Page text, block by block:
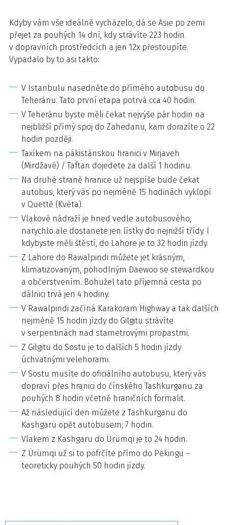
Kdyby vám vše ideálně vycházelo, dá se Asie po zemi
přejet za pouhých 14 dní, kdy strávíte 223 hodin
v dopravních prostředcích a jen 12x přestoupíte.
Vypadalo by to asi takto:
V Istanbulu nasedněte do přímého autobusu do
Teheránu. Tato první etapa potrvá cca 40 hodin.
V Teheránu byste měli čekat nejvýše pár hodin na
nejbližší přímý spoj do Zahedanu, kam dorazíte o 22
hodin později.
Taxíkem na pákistánskou hranici v Mirjaveh
(Mirdžavé) / Taftan dojedete za další 1 hodinu.
Na druhé straně hranice už nejspíše bude čekat
autobus, který vás po nejméně 15 hodinách vyklopí
v Quettě (Kvéta).
Vlakové nádraží je hned vedle autobusového,
narychlo ale dostanete jen lístky do nejnižší třídy. I
kdybyste měli štěstí, do Lahore je to 32 hodin jízdy.
Z Lahore do Rawalpindi můžete jet krásným,
klimatizovaným, pohodlným Daewoo se stewardkou
a občerstvením. Bohužel tato příjemná cesta po
dálnici trvá jen 4 hodiny.
V Rawalpindi začíná Karakoram Highway a tak dalších
nejméně 15 hodin jízdy do Gilgitu strávíte
v serpentinách nad stametrovými propastmi.
Z Gilgitu do Sostu je to dalších 5 hodin jízdy
úchvatnými velehorami.
V Sostu musíte do oficiálního autobusu, který vás
dopraví přes hranici do čínského Tashkurganu za
pouhých 8 hodin včetně hraničních formalit.
Až následující den můžete z Tashkurganu do
Kashgaru opět autobusem; 7 hodin.
Vlakem z Kashgaru do Ürümqi je to 24 hodin.
Z Ürümqi už si to pofrčíte přímo do Pekingu –
teoreticky pouhých 50 hodin jízdy.